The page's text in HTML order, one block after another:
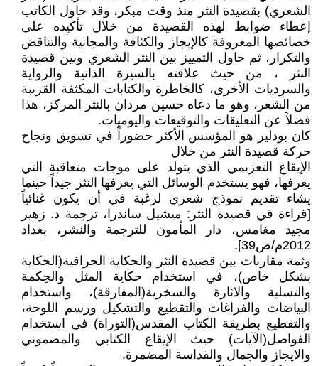
الشعري) بقصيدة النثر منذ وقت مبكر، وقد حاول الكاتب
إعطاء ضوابط لهذه القصيدة من خلال تأكيده على
خصائصها المعروفة كالإيجاز والكثافة والمجانية والتناقض
والتكرار، ثم حاول التمييز بين النثر الشعري وبين قصيدة
النثر ، من حيث علاقته بالسيرة الذاتية والرواية
والسرديات الأخرى، كالخاطرة والكتابات المكثفة القريبة
من الشعر، وهو ما دعاه حسين مردان بالنثر المركز، هذا
فضلاً عن التعليقات والتوقيعات واليوميات.
كان بودلير هو المؤسس الأكثر حضوراً في تسويق ونجاح
حركة قصيدة النثر من خلال
الإيقاع التعزيمي الذي يتولد على موجات متعاقبة التي
يعرفها، فهو يستخدم الوسائل التي يعرفها النثر جيداً حينما
يشاء تقديم نموذج شعري لرغبة في أن يكون غنائياً
[قراءة في قصيدة النثر: ميشيل ساندرا، ترجمة د. زهير
مجيد مغامس، دار المأمون للترجمة والنشر، بغداد
2012م/ص39].
وثمة مقاربات بين قصيدة النثر والحكاية الخرافية(الحكاية
بشكل خاص)، في استخدام حكاية المثل والحِكمة
والتسلية والاثارة والسخرية(المفارقة)، واستخدام
البياضات والفراغات والتقطيع والتشكيل ورسم اللوحة،
والتقطيع بطريقة الكتاب المقدس(التوراة) في استخدام
الفواصل(الآيات) حيث الإيقاع الكتابي والمضموني
والايجاز والجمال والقداسة المضمرة.